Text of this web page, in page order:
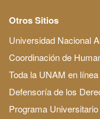
Otros Sitios
Universidad Nacional
Coordinación de
Toda la UNAM en línea
Defensoría de los
Programa